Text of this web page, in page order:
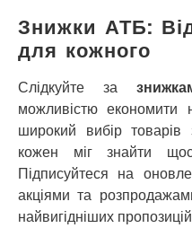
Знижки АТБ:
для кожного
Слідкуйте за
можливістю економити
широкий вибір
кожен міг знайти
Підписуйтеся на
акціями та
найвигідніших
Славутич
Слобожанське
Софіївська Борщагівка
Сокільники
Солоницівка
Старокостянтинів
Старі Петрівці
Стебник
Стоянка